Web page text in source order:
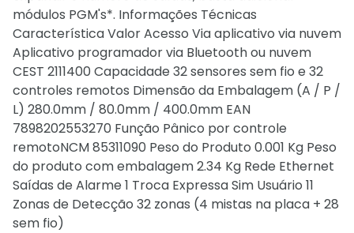
módulos PGM's*. Informações Técnicas
Característica Valor Acesso Via aplicativo via nuvem
Aplicativo programador via Bluetooth ou nuvem
CEST 2111400 Capacidade 32 sensores sem fio e 32
controles remotos Dimensão da Embalagem (A / P /
L) 280.0mm / 80.0mm / 400.0mm EAN
7898202553270 Função Pânico por controle
remotoNCM 85311090 Peso do Produto 0.001 Kg Peso
do produto com embalagem 2.34 Kg Rede Ethernet
Saídas de Alarme 1 Troca Expressa Sim Usuário 11
Zonas de Detecção 32 zonas (4 mistas na placa + 28
sem fio)